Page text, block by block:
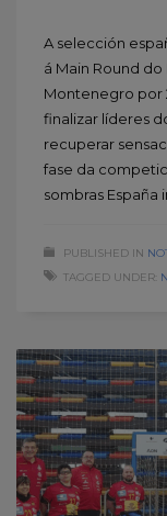
A selección
á Main Round
Montenegro por
finalizar líderes
recuperar
fase da
sombras
PUBLISHED IN
TAGGED UNDER: